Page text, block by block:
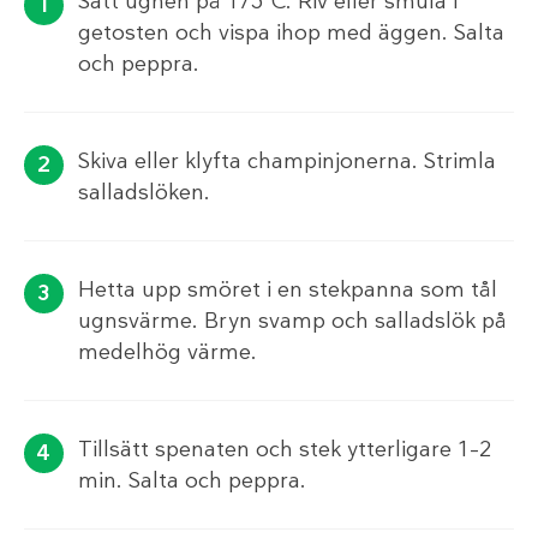
getosten och vispa ihop med äggen. Salta
och peppra.
Skiva eller klyfta champinjonerna. Strimla
salladslöken.
Hetta upp smöret i en stekpanna som tål
ugnsvärme. Bryn svamp och salladslök på
medelhög värme.
Tillsätt spenaten och stek ytterligare 1–2
min. Salta och peppra.